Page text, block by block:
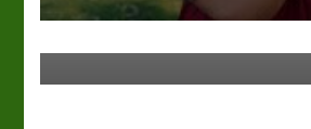
Lanús evalúa la